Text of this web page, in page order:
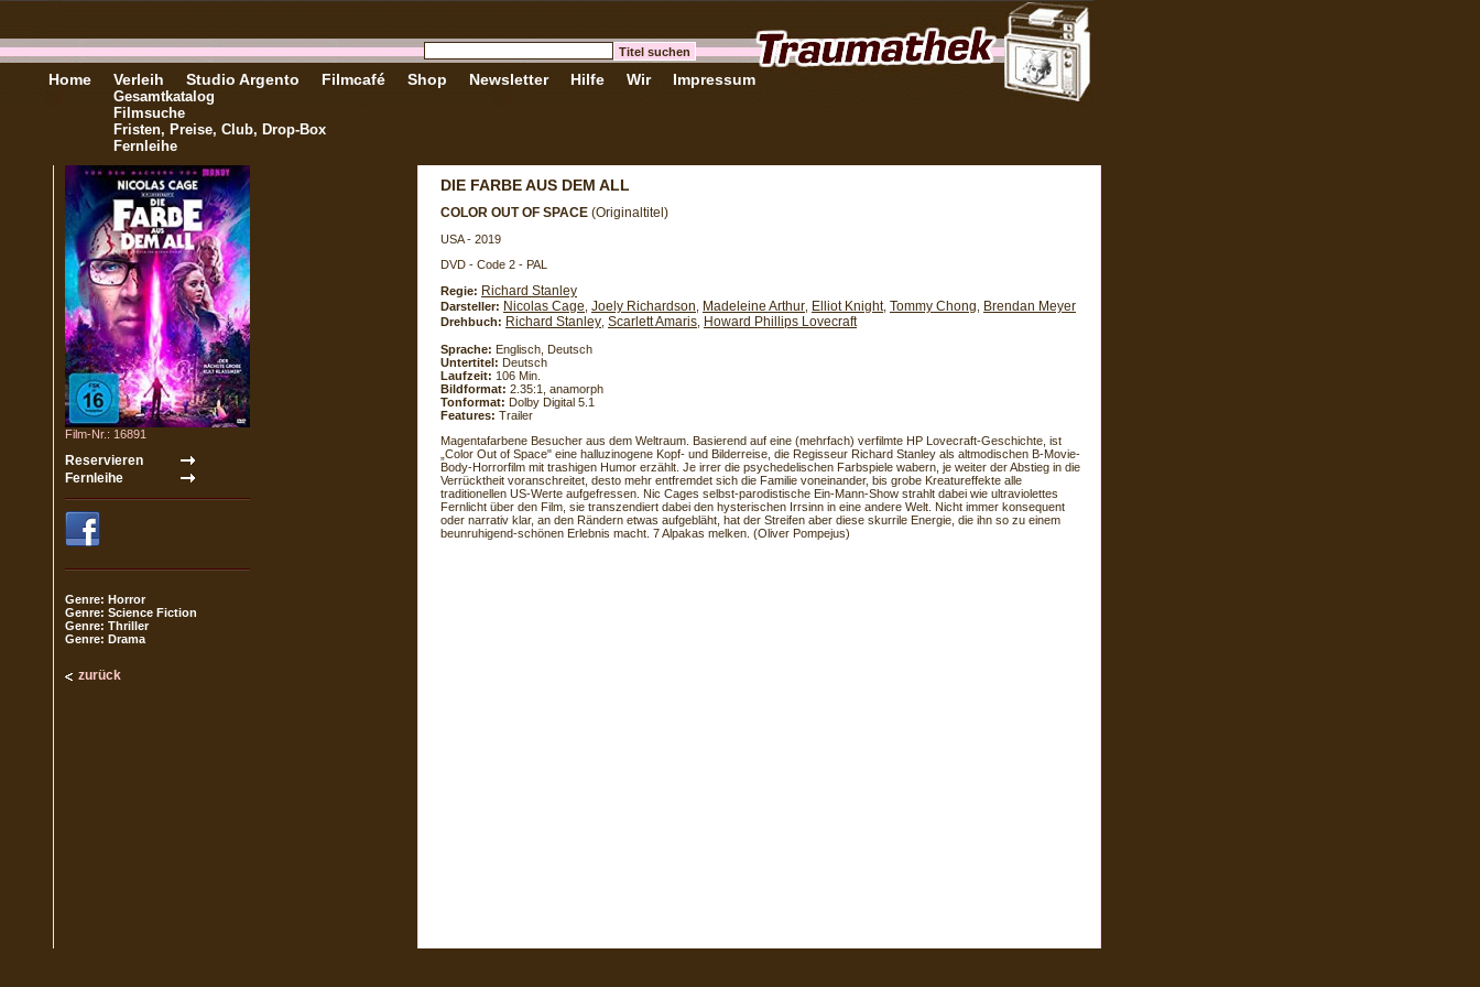
Home Verleih
Gesamtkatalog
Filmsuche
Fristen, Preise, Club, Drop-Box
Fernleihe
Studio Argento Filmcafé Shop Newsletter Hilfe Wir Impressum
Film-Nr.: 16891
Genre: Horror
Genre: Science Fiction
Genre: Thriller
Genre: Drama
zurück
DIE FARBE AUS DEM ALL
COLOR OUT OF SPACE (Originaltitel)
USA - 2019
DVD - Code 2 - PAL
Regie: Richard Stanley
Darsteller: Nicolas Cage Joely Richardson Madeleine Arthur Elliot Knight, Tommy Chong Brendan Meyer
Drehbuch: Richard Stanley Scarlett Amaris Howard Phillips Lovecraft
Sprache: Englisch, Deutsch
Untertitel: Deutsch
Laufzeit: 106 Min.
Bildformat: 2.35:1, anamorph
Tonformat: Dolby Digital 5.1
Features: Trailer
Magentafarbene Besucher aus dem Weltraum. Basierend auf eine (mehrfach) verfilmte HP Lovecraft-Geschichte, ist
„Color Out of Space" eine halluzinogene Kopf- und Bilderreise, die Regisseur Richard Stanley als altmodischen B-Movie-
Body-Horrorfilm mit trashigen Humor erzählt. Je irrer die psychedelischen Farbspiele wabern, je weiter der Abstieg in die
Verrücktheit voranschreitet, desto mehr entfremdet sich die Familie voneinander, bis grobe Kreatureffekte alle
traditionellen US-Werte aufgefressen. Nic Cages selbst-parodistische Ein-Mann-Show strahlt dabei wie ultraviolettes
Fernlicht über den Film, sie transzendiert dabei den hysterischen Irrsinn in eine andere Welt. Nicht immer konsequent
oder narrativ klar, an den Rändern etwas aufgebläht, hat der Streifen aber diese skurrile Energie, die ihn so zu einem
beunruhigend-schönen Erlebnis macht. 7 Alpakas melken. (Oliver Pompejus)